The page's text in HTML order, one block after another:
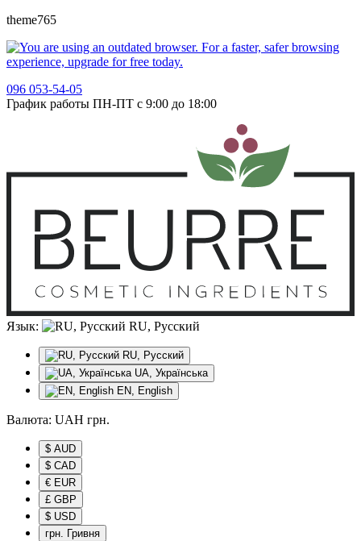
theme765
096 053-54-05
График работы ПН-ПТ с 9:00 до 18:00
Язык: RU, Русский
RU, Русский
UA, Українська
EN, English
Валюта: UAH грн.
$ AUD
$ CAD
€ EUR
£ GBP
$ USD
грн. Гривня